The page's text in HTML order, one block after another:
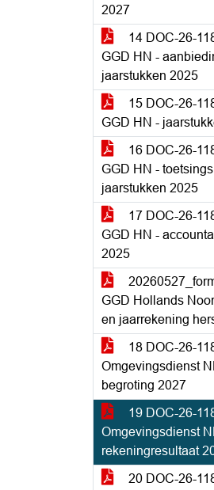
2027
14 DOC-26-
GGD HN -
jaarstukken 2025
15 DOC-26-
GGD HN -
16 DOC-26-
GGD HN -
jaarstukken 2025
17 DOC-26-
GGD HN -
2025
GGD Hollands
en jaarrekening
18 DOC-26-
Omgevingsdienst
begroting 2027
19 DOC-26-
Omgevingsdienst
rekeningresultaat
20 DOC-26-